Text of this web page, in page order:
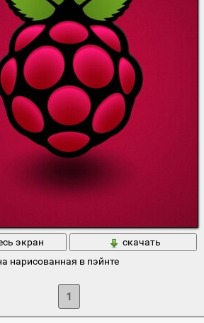
экран
скачать
нарисованная в пэйнте
1